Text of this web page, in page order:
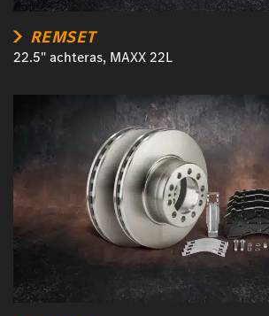
REMSET
22.5" achteras, MAXX 22L